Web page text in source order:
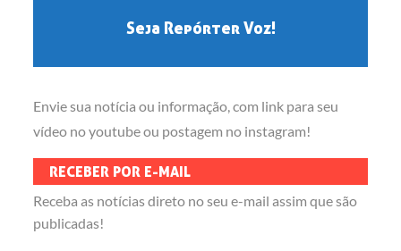
Seja Repórter Voz!
Envie sua notícia ou informação, com link para seu
vídeo no youtube ou postagem no instagram!
RECEBER POR E-MAIL
Receba as notícias direto no seu e-mail assim que são
publicadas!